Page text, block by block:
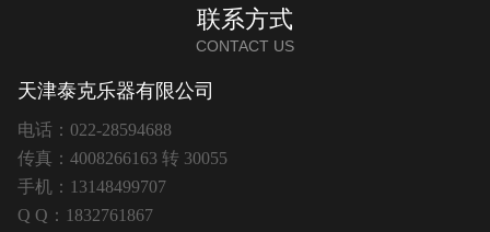
联系方式
CONTACT US
天津泰克乐器有限公司
电话：022-28594688
传真：4008266163 转 30055
手机：13148499707
Q Q：1832761867